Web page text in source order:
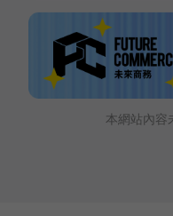
本網站內容